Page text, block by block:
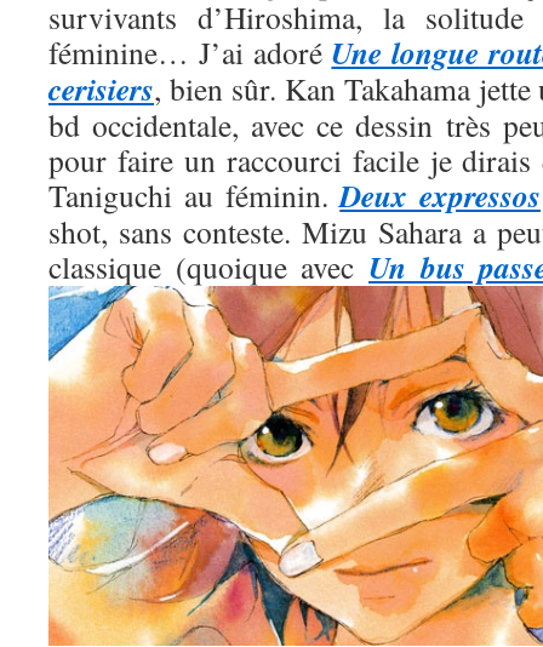
survivants d’Hiroshima, la
féminine… J’ai adoré Une longue
cerisiers, bien sûr. Kan Takahama
bd occidentale, avec ce dessin très
pour faire un raccourci facile je dirais
Taniguchi au féminin.Deux expressos
shot, sans conteste. Mizu Sahara a
classique (quoique avec Un bus